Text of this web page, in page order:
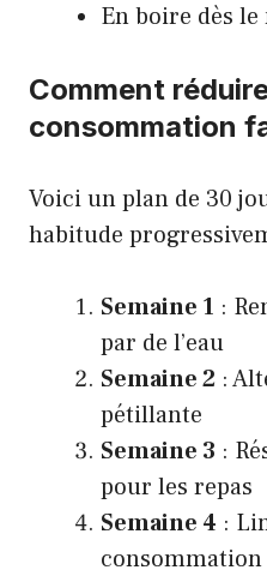
En boire dès
Comment
consommation
Voici un plan de 30
habitude
Semaine 1 :
par de l’eau
Semaine 2 :
pétillante
Semaine 3 :
pour les repas
Semaine 4 :
consommation